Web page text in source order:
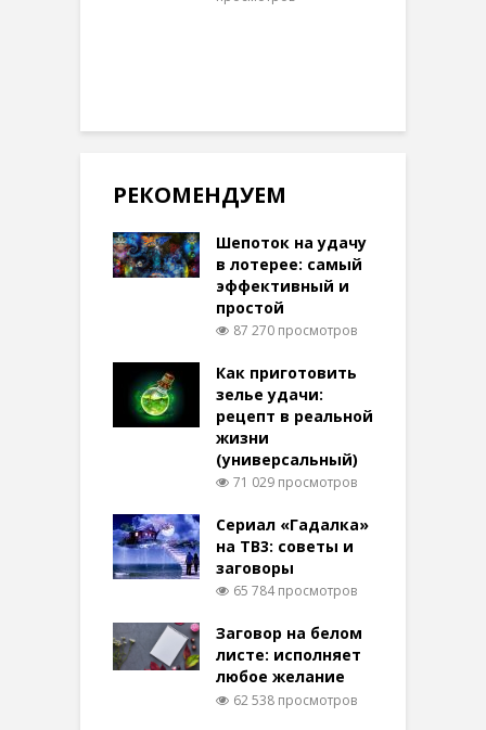
РЕКОМЕНДУЕМ
Шепоток на удачу
в лотерее: самый
эффективный и
простой
87 270 просмотров
Как приготовить
зелье удачи:
рецепт в реальной
жизни
(универсальный)
71 029 просмотров
Сериал «Гадалка»
на ТВ3: советы и
заговоры
65 784 просмотров
Заговор на белом
листе: исполняет
любое желание
62 538 просмотров